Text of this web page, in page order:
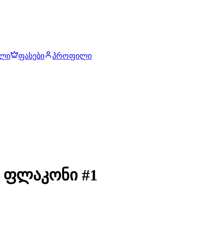
ფასები პროფილი
ფლაკონი #1